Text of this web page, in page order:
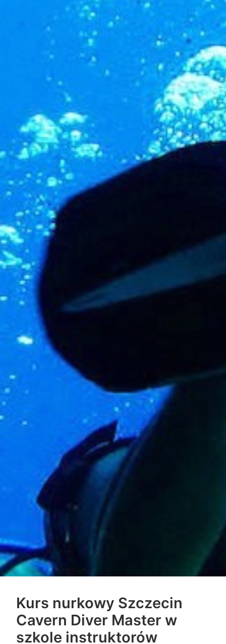
Kurs nurkowy Szczecin
Cavern Diver Master w
szkole instruktorów